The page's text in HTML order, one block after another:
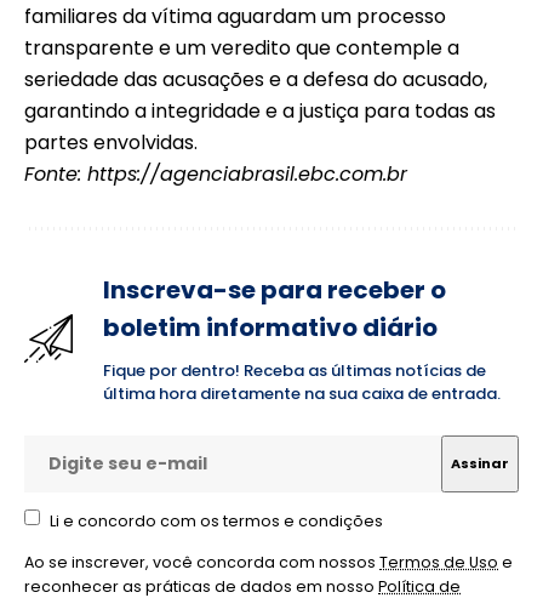
familiares da vítima aguardam um processo
transparente e um veredito que contemple a
seriedade das acusações e a defesa do acusado,
garantindo a integridade e a justiça para todas as
partes envolvidas.
Fonte: https://agenciabrasil.ebc.com.br
Inscreva-se para receber o
boletim informativo diário
Fique por dentro! Receba as últimas notícias de
última hora diretamente na sua caixa de entrada.
Li e concordo com os termos e condições
Ao se inscrever, você concorda com nossos Termos de Uso e
reconhecer as práticas de dados em nosso Política de